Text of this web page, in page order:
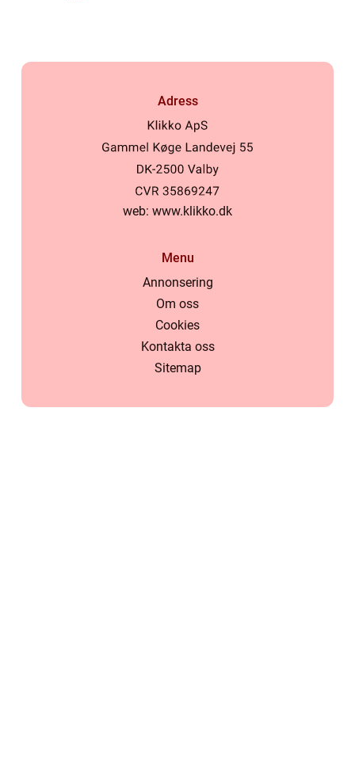
Adress
web: www.klikko.dk
Menu
Annonsering
Om oss
Cookies
Kontakta oss
Sitemap